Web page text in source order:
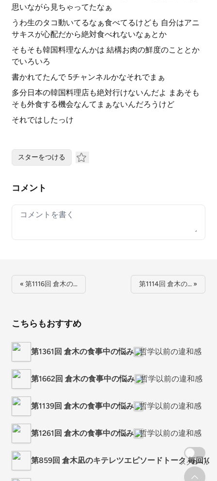
思いながら見ちゃってたなぁ
うわ生のタコ動いてるなぁ食べてるけども 自分はアニ
サキスが心配だから絶対食べれないなぁとか
そもそも韓国料理なんかは 結構お肉の鮮度のこととか
でいろいろ
書かれてたんで 5チャンネルかなそれでまぁ
多分日本の韓国料理店も絶対行けないんだよ まあそも
そも外食する機会なんてまぁないんだろうけど
それではしたっけ
スターをつける
コメント
Your comment
« 第1116回 倉木の… 第1114回 倉木の… »
こちらもおすすめ
第1361回 倉木の食事中の悩み 哲学以前の違和感
第1662回 倉木の食事中の悩み 哲学以前の違和感
第1139回 倉木の食事中の悩み 哲学以前の違和感
第1261回 倉木の食事中の悩み 哲学以前の違和感
第859回 倉木凪のキテレツエピソードトーク 毎回10
スクロール